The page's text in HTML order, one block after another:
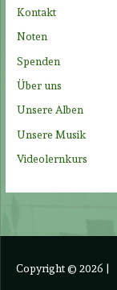
Kontakt
Noten
Spenden
Über uns
Unsere Alben
Unsere Musik
Videolernkurs
Copyright © 2026 |